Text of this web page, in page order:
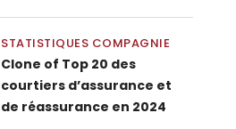
STATISTIQUES COMPAGNIE
Clone of Top 20 des
courtiers d’assurance et
de réassurance en 2024